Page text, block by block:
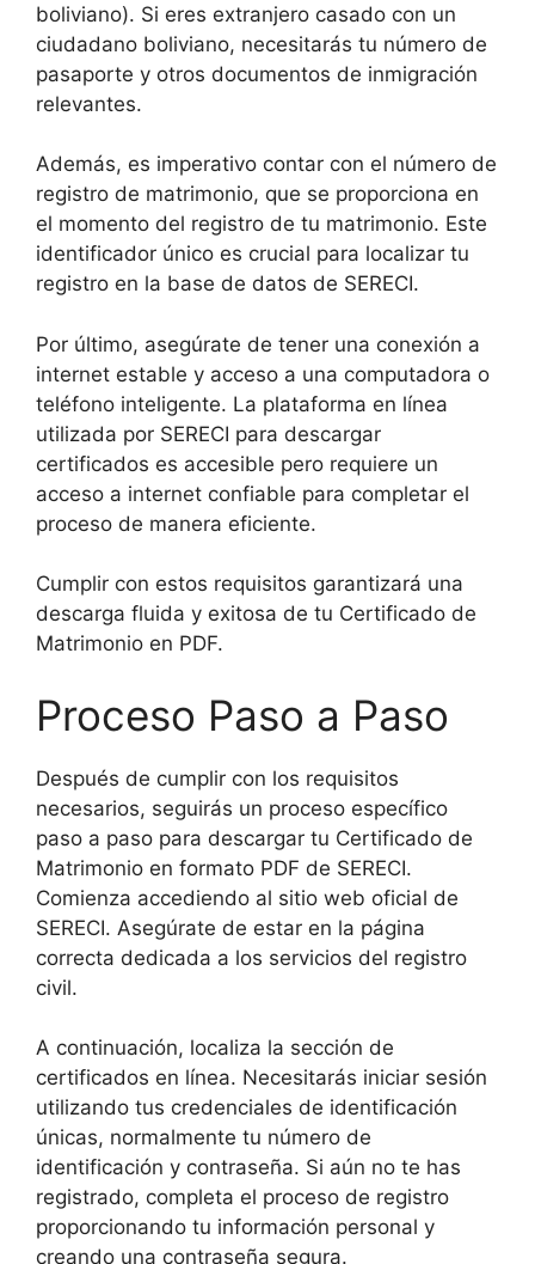
boliviano). Si eres extranjero casado con un
ciudadano boliviano, necesitarás tu número de
pasaporte y otros documentos de inmigración
relevantes.
Además, es imperativo contar con el número de
registro de matrimonio, que se proporciona en
el momento del registro de tu matrimonio. Este
identificador único es crucial para localizar tu
registro en la base de datos de SERECI.
Por último, asegúrate de tener una conexión a
internet estable y acceso a una computadora o
teléfono inteligente. La plataforma en línea
utilizada por SERECI para descargar
certificados es accesible pero requiere un
acceso a internet confiable para completar el
proceso de manera eficiente.
Cumplir con estos requisitos garantizará una
descarga fluida y exitosa de tu Certificado de
Matrimonio en PDF.
Proceso Paso a Paso
Después de cumplir con los requisitos
necesarios, seguirás un proceso específico
paso a paso para descargar tu Certificado de
Matrimonio en formato PDF de SERECI.
Comienza accediendo al sitio web oficial de
SERECI. Asegúrate de estar en la página
correcta dedicada a los servicios del registro
civil.
A continuación, localiza la sección de
certificados en línea. Necesitarás iniciar sesión
utilizando tus credenciales de identificación
únicas, normalmente tu número de
identificación y contraseña. Si aún no te has
registrado, completa el proceso de registro
proporcionando tu información personal y
creando una contraseña segura.